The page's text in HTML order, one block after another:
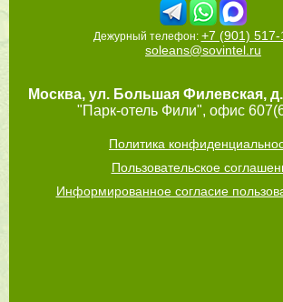
Дежурный телефон: +7 (901) 517-
soleans@sovintel.ru
Москва, ул. Большая Филевская,
"Парк-отель Фили", офис
Политика
Пользовательское
Информированное согласие